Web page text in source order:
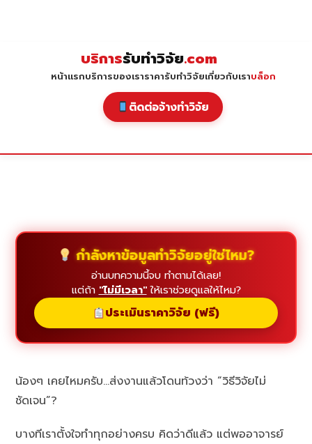
บริการรับทำวิจัย.com
หน้าแรกบริการของเราราคารับทำวิจัยเกี่ยวกับเราบล็อก
ติดต่อจ้างทำวิจัย
กำลังหาข้อมูลทำวิจัยอยู่ใช่ไหม?
อ่านบทความนี้จบ ทำตามได้เลย!
แต่ถ้า "ไม่มีเวลา"ให้เราช่วยดูแลให้ไหม?
ประเมินราคาวิจัย (ฟรี)
น้องๆ เคยไหมครับ…ส่งงานแล้วโดนท้วงว่า “วิธีวิจัยไม่
ชัดเจน”?
บางทีเราตั้งใจทำทุกอย่างครบ คิดว่าดีแล้ว แต่พออาจารย์